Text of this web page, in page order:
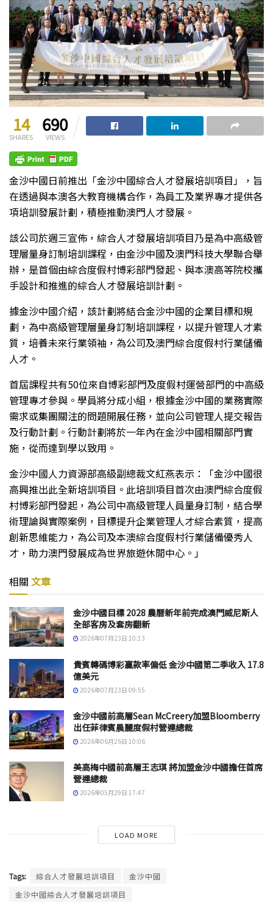
14
SHARES
690
VIEWS
金沙中國日前推出「金沙中國綜合人才發展培訓項目」，旨
在透過與本澳各大教育機構合作，為員工及業界專才提供各
項培訓發展計劃，積極推動澳門人才發展。
該公司於週三宣佈，綜合人才發展培訓項目乃是為中高級管
理層量身訂制培訓課程，由金沙中國及澳門科技大學聯合舉
辦，是首個由綜合度假村博彩部門發起、與本澳高等院校攜
手設計和推進的綜合人才發展培訓計劃。
據金沙中國介紹，該計劃將結合金沙中國的企業目標和規
劃，為中高級管理層量身訂制培訓課程，以提升管理人才素
質，培養未來行業領袖，為公司及澳門綜合度假村行業儲備
人才。
首屆課程共有50位來自博彩部門及度假村運營部門的中高級
管理專才參與。學員將分成小組，根據金沙中國的業務實際
需求或集團關注的問題開展任務，並向公司管理人提交報告
及行動計劃。行動計劃將於一年內在金沙中國相關部門實
施，從而達到學以致用。
金沙中國人力資源部高級副總裁文紅燕表示：「金沙中國很
高興推出此全新培訓項目。此培訓項目首次由澳門綜合度假
村博彩部門發起，為公司中高級管理人員量身訂制，結合學
術理論與實際案例，目標提升企業管理人才綜合素質，提高
創新思維能力，為公司及本澳綜合度假村行業儲備優秀人
才，助力澳門發展成為世界旅遊休閒中心。」
相關 文章
金沙中國目標 2028 農曆新年前完成澳門威尼斯人
全部客房及套房翻新
2026年07月23日 10:13
貴賓轉碼博彩贏款率偏低 金沙中國第二季收入 17.8
億美元
2026年07月23日 09:55
金沙中國前高層Sean McCreery加盟Bloomberry
出任菲律賓晨麗度假村營運總裁
2026年06月26日 10:06
美高梅中國前高層王志琪 將加盟金沙中國擔任首席
營運總裁
2026年05月29日 17:47
LOAD MORE
Tags: 綜合人才發展培訓項目
金沙中國
金沙中國綜合人才發展培訓項目